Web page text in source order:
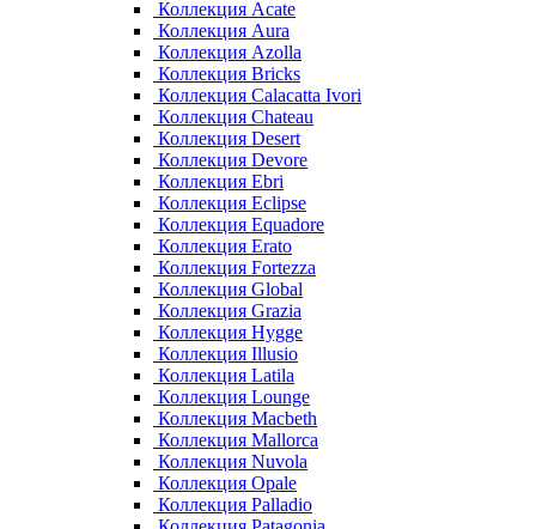
Коллекция Acate
Коллекция Aura
Коллекция Azolla
Коллекция Bricks
Коллекция Calacatta Ivori
Коллекция Chateau
Коллекция Desert
Коллекция Devore
Коллекция Ebri
Коллекция Eclipse
Коллекция Equadore
Коллекция Erato
Коллекция Fortezza
Коллекция Global
Коллекция Grazia
Коллекция Hygge
Коллекция Illusio
Коллекция Latila
Коллекция Lounge
Коллекция Macbeth
Коллекция Mallorca
Коллекция Nuvola
Коллекция Opale
Коллекция Palladio